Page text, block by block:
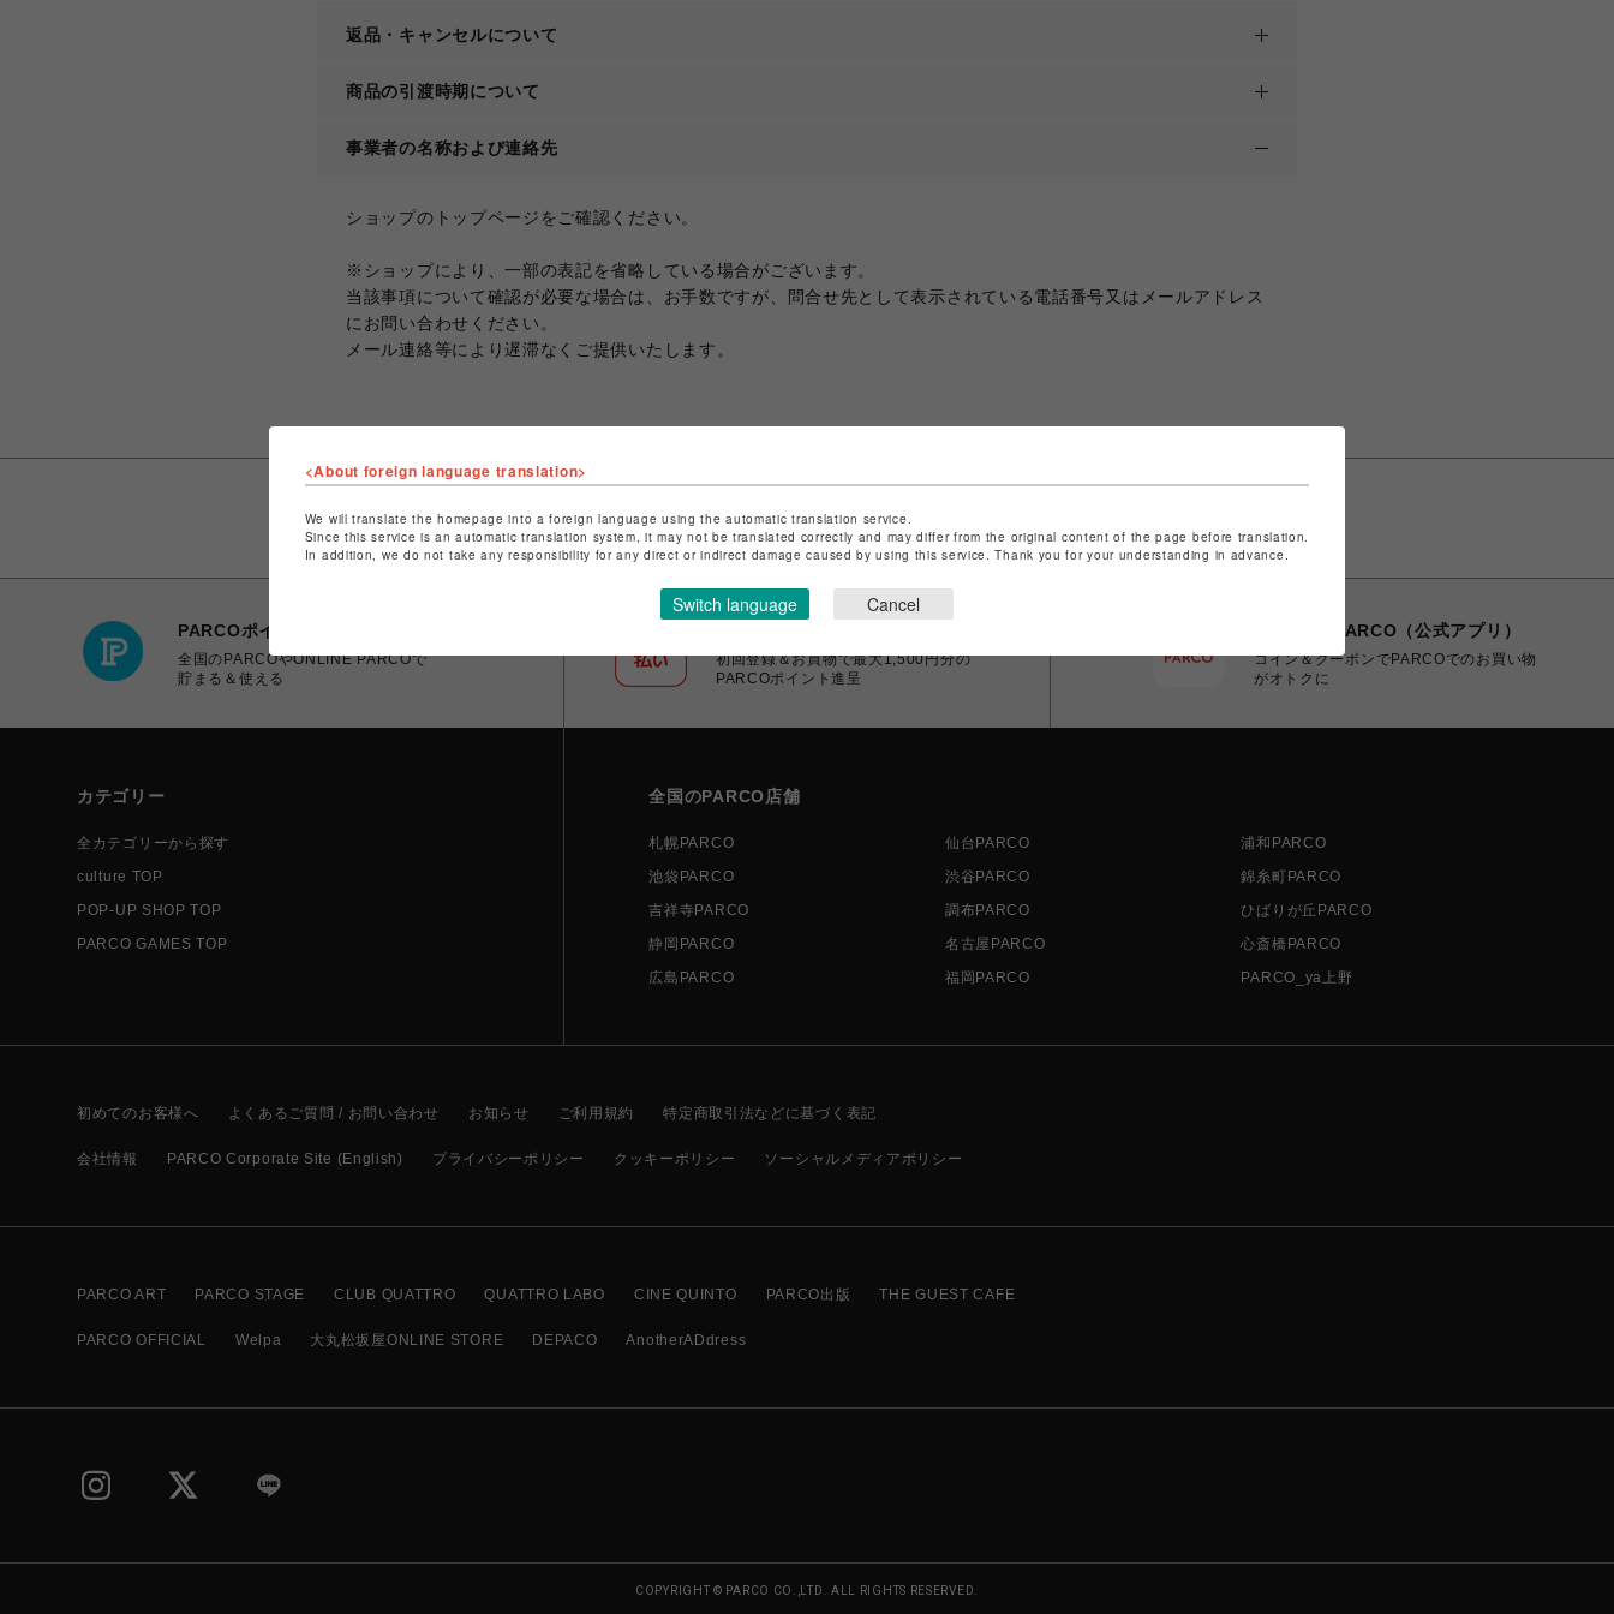
返品・キャンセルについて
商品の引渡時期について
事業者の名称および連絡先
ショップのトップページをご確認ください。
※ショップにより、一部の表記を省略している場合がございます。
当該事項について確認が必要な場合は、お手数ですが、問合せ先として表示されている電話番号又はメールアドレス
にお問い合わせください。
メール連絡等により遅滞なくご提供いたします。
PARCOポイント
全国のPARCOやONLINE PARCOで
貯まる＆使える
初回登録＆お買物で最大1,500円分の
PARCOポイント進呈
POCKET PARCO（公式アプリ）
コイン＆クーポンでPARCOでのお買い物
がオトクに
カテゴリー
全カテゴリーから探す
culture TOP
POP-UP SHOP TOP
PARCO GAMES TOP
全国のPARCO店舗
札幌PARCO 仙台PARCO
浦和PARCO
池袋PARCO
渋谷PARCO
錦糸町PARCO
吉祥寺PARCO
調布PARCO
ひばりが丘PARCO
静岡PARCO
名古屋PARCO
心斎橋PARCO
広島PARCO
福岡PARCO PARCO_ya上野
初めてのお客様へ よくあるご質問 / お問い合わせ お知らせ ご利用規約 特定商取引法などに基づく表記
会社情報 PARCO Corporate Site (English) プライバシーポリシー クッキーポリシー ソーシャルメディアポリシー
PARCO ART PARCO STAGE CLUB QUATTRO QUATTRO LABO CINE QUINTO PARCO出版 THE GUEST CAFE
PARCO OFFICIAL Welpa 大丸松坂屋ONLINE STORE DEPACO AnotherADdress
COPYRIGHT © PARCO CO.,LTD. ALL RIGHTS RESERVED.
<About foreign language translation>
We will translate the homepage into a foreign language using the automatic translation service.
Since this service is an automatic translation system, it may not be translated correctly and may differ from the original content of the page before translation.
In addition, we do not take any responsibility for any direct or indirect damage caused by using this service. Thank you for your understanding in advance.
Switch language Cancel